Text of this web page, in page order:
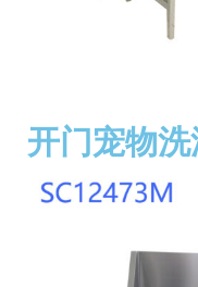
开门宠物